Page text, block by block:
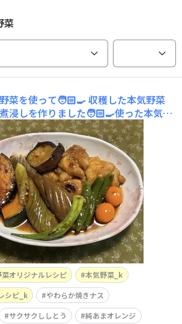
菜
菜を使って🧑🏻‍🍳収穫した本気野菜
浸しを作りました🧑🏻‍🍳使った本気野
きナス ▪︎とろとろ炒めナス ▪︎純あまオ
ラ ▪︎サクサクししとうですお酢が好
きで なので 煮浸しに少し多めに黒酢を
オリジナルレシピ
本気野菜_k
シピ_k
やわらか焼きナス
サクサクししとう
純あまオレンジ